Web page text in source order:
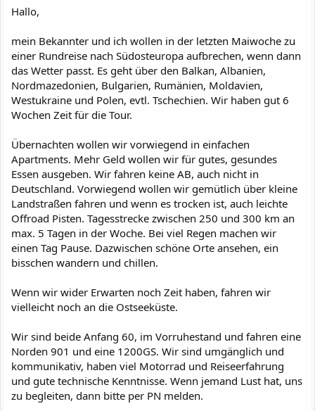
Hallo,
mein Bekannter und ich wollen in der letzten Maiwoche zu
einer Rundreise nach Südosteuropa aufbrechen, wenn dann
das Wetter passt. Es geht über den Balkan, Albanien,
Nordmazedonien, Bulgarien, Rumänien, Moldavien,
Westukraine und Polen, evtl. Tschechien. Wir haben gut 6
Wochen Zeit für die Tour.
Übernachten wollen wir vorwiegend in einfachen
Apartments. Mehr Geld wollen wir für gutes, gesundes
Essen ausgeben. Wir fahren keine AB, auch nicht in
Deutschland. Vorwiegend wollen wir gemütlich über kleine
Landstraßen fahren und wenn es trocken ist, auch leichte
Offroad Pisten. Tagesstrecke zwischen 250 und 300 km an
max. 5 Tagen in der Woche. Bei viel Regen machen wir
einen Tag Pause. Dazwischen schöne Orte ansehen, ein
bisschen wandern und chillen.
Wenn wir wider Erwarten noch Zeit haben, fahren wir
vielleicht noch an die Ostseeküste.
Wir sind beide Anfang 60, im Vorruhestand und fahren eine
Norden 901 und eine 1200GS. Wir sind umgänglich und
kommunikativ, haben viel Motorrad und Reiseerfahrung
und gute technische Kenntnisse. Wenn jemand Lust hat, uns
zu begleiten, dann bitte per PN melden.